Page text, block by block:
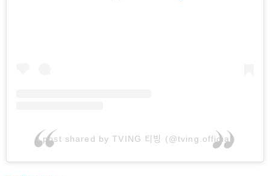
A post shared by TVING 티빙 (@tving.official)